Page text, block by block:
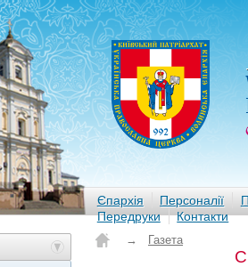
Єпархія Персоналії
Передруки
Контакти
→ Газета